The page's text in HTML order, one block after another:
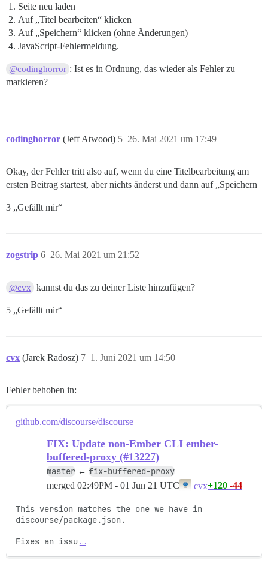
Seite neu laden
Auf „Titel bearbeiten“ klicken
Auf „Speichern“ klicken (ohne Änderungen)
JavaScript-Fehlermeldung.
@codinghorror : Ist es in Ordnung, das wieder als Fehler zu
markieren?
codinghorror (Jeff Atwood) 26. Mai 2021 um 17:49
5
Okay, der Fehler tritt also auf, wenn du eine Titelbearbeitung am
ersten Beitrag startest, aber nichts änderst und dann auf „Speichern
3 „Gefällt mir“
zogstrip 26. Mai 2021 um 21:52
6
@cvx kannst du das zu deiner Liste hinzufügen?
5 „Gefällt mir“
cvx (Jarek Radosz) 1. Juni 2021 um 14:50
7
Fehler behoben in:
github.com/discourse/discourse
FIX: Update non-Ember CLI ember-
buffered-proxy (#13227)
master ← fix-buffered-proxy
merged 02:49PM - 01 Jun 21 UTC cvx+120 -44
This version matches the one we have in
discourse/package.json.
Fixes an issu …